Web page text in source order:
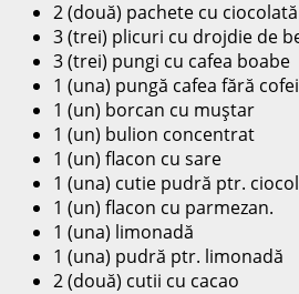
2 (două) pachete cu ciocolată
3 (trei) plicuri cu drojdie de
3 (trei) pungi cu cafea boabe
1 (una) pungă cafea fără
1 (un) borcan cu muştar
1 (un) bulion concentrat
1 (un) flacon cu sare
1 (una) cutie pudră ptr.
1 (un) flacon cu parmezan.
1 (una) limonadă
1 (una) pudră ptr. limonadă
2 (două) cutii cu cacao